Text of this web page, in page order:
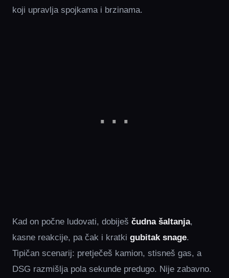
koji upravlja spojkama i brzinama.
Kad on počne ludovati, dobiješ čudna šaltanja,
kasne reakcije, pa čak i kratki gubitak snage.
Tipičan scenarij: pretječeš kamion, stisneš gas, a
DSG razmišlja pola sekunde predugo. Nije zabavno.